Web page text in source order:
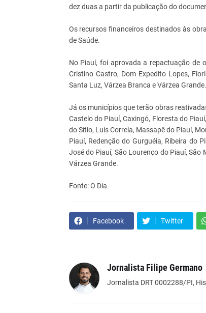
dez duas a partir da publicação do
Os recursos financeiros destinados às
de Saúde.
No Piauí, foi aprovada a repactuação de
Cristino Castro, Dom Expedito Lopes,
Santa Luz, Várzea Branca e Várzea Grande.
Já os municípios que terão obras
Castelo do Piauí, Caxingó, Floresta do
do Sítio, Luís Correia, Massapê do Piauí,
Piauí, Redenção do Gurguéia, Ribeira do
José do Piauí, São Lourenço do Piauí, São
Várzea Grande.
Fonte: O Dia
Facebook Twitter
Jornalista Filipe Germano
Jornalista DRT 0002288/PI,